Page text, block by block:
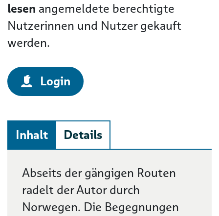
lesen angemeldete berechtigte
Nutzerinnen und Nutzer gekauft
werden.
Login
Inhalt Details
Beschreibung
Abseits der gängigen Routen
radelt der Autor durch
Norwegen. Die Begegnungen